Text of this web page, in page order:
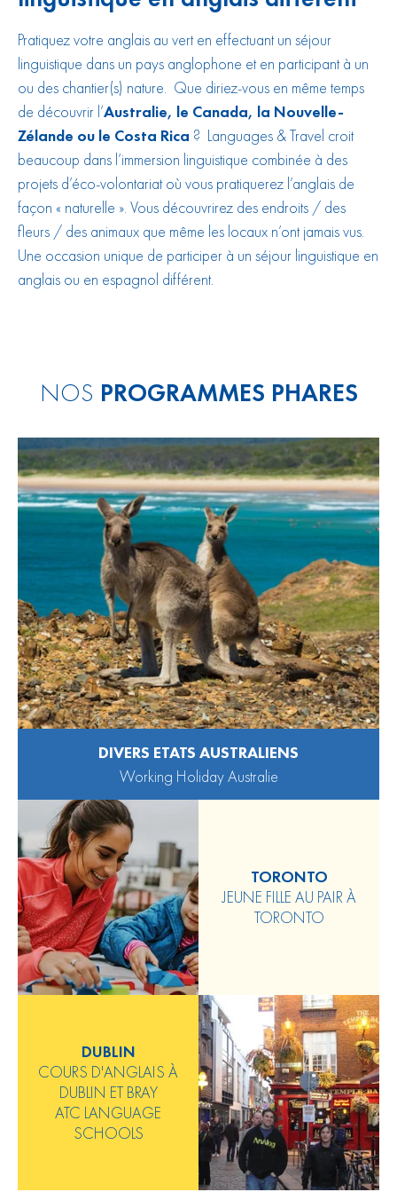
Pratiquez votre anglais au vert en effectuant un séjour
linguistique dans un pays anglophone et en participant à un
ou des chantier(s) nature. Que diriez-vous en même temps
de découvrir l’Australie, le Canada, la Nouvelle-
Zélande ou le Costa Rica ? Languages & Travel croit
beaucoup dans l’immersion linguistique combinée à des
projets d’éco-volontariat où vous pratiquerez l’anglais de
façon « naturelle ». Vous découvrirez des endroits / des
fleurs / des animaux que même les locaux n’ont jamais vus.
Une occasion unique de participer à un séjour linguistique en
anglais ou en espagnol différent.
NOS PROGRAMMES PHARES
DIVERS ETATS AUSTRALIENS
Working Holiday Australie
TORONTO
JEUNE FILLE AU PAIR À
TORONTO
DUBLIN
COURS D'ANGLAIS À
DUBLIN ET BRAY
ATC LANGUAGE
SCHOOLS